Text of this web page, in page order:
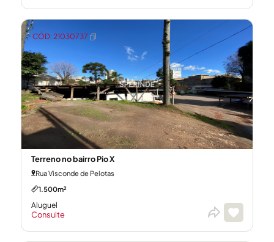
Terreno no bairro Pio X
Rua Visconde de Pelotas
1.500m²
Aluguel
Consulte
CÓD: 21030737